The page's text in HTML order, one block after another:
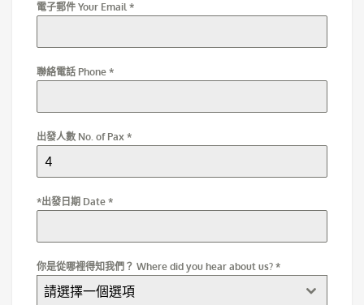
電子郵件 Your Email *
聯絡電話 Phone *
出發人數 No. of Pax *
*出發日期 Date *
你是從哪裡得知我們？ Where did you hear about us? *
請選擇一個選項